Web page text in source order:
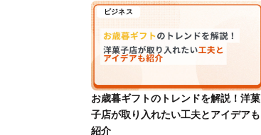
ビジネス
お歳暮ギフトのトレンドを解説！洋菓
子店が取り入れたい工夫とアイデアも
紹介